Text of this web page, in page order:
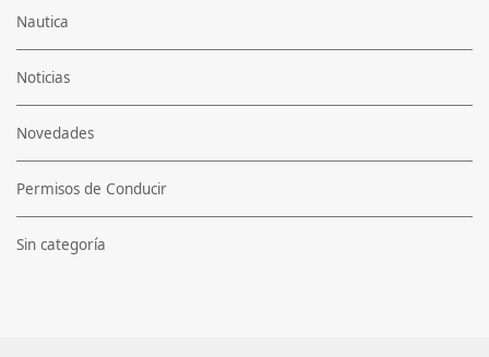
Nautica
Noticias
Novedades
Permisos de Conducir
Sin categoría